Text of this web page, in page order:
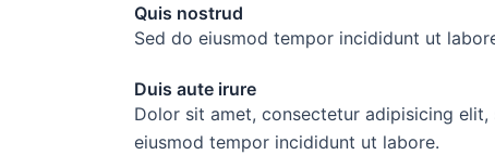
Quis nostrud
Sed do eiusmod tempor incididunt ut
Duis aute irure
Dolor sit amet, consectetur adipisicing elit,
eiusmod tempor incididunt ut labore.